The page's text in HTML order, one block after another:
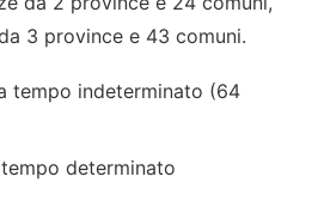
3 province e 43 comuni.
tempo indeterminato (64
determinato